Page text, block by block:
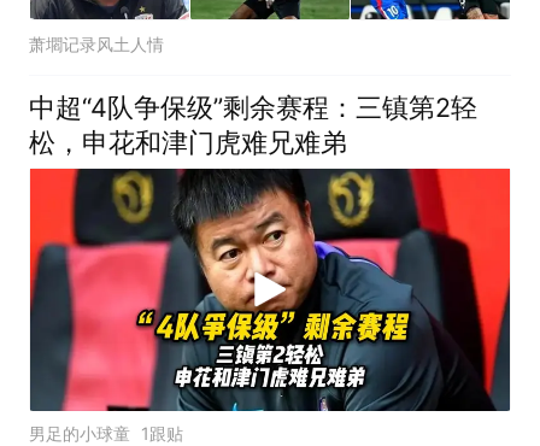
萧壛记录风土人情
中超“4队争保级”剩余赛程：三镇第2轻
松，申花和津门虎难兄难弟
男足的小球童 1跟贴